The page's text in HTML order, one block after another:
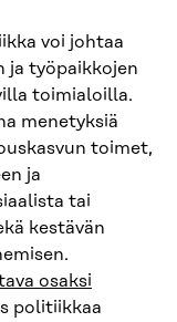
voi johtaa
ja työpaikkojen
toimialoilla.
menetyksiä
toimet,
ja
tai
kestävän
osaksi
politiikkaa